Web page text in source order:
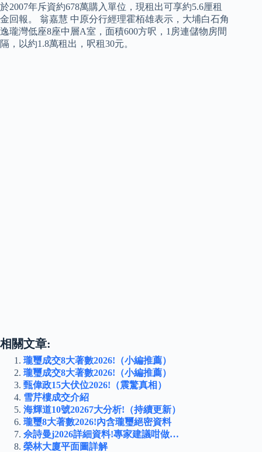
於2007年斥資約678萬購入單位，現租出可享約5.6厘租
金回報。 翁嘉慧 中原分行經理霍栢雄表示，大埔白石角
逸瓏灣低座8座中層A室，面積600方呎，1房連儲物房間
隔，以約1.8萬租出，呎租30元。
相關文章:
瓏璽成交8大著數2026!（小編推薦）
瓏璽成交8大著數2026!（小編推薦）
甄偉政15大伏位2026!（震驚真相）
雪芹樓成交介紹
海輝道10號20267大分析!（持續更新）
瓏璽8大著數2026!內含瓏璽絕密資料
佘詩曼j2026詳細資料!專家建議咁做…
榮林大廈平面圖詳解